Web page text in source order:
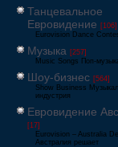
Танцевальное
Евровидение [106]
Eurovision Dance
Музыка [257]
Music Songs Поп-
Шоу-бизнес [564]
Show Business
индустрия
Евровидение
[17]
Eurovision – Australia
Австралия решает